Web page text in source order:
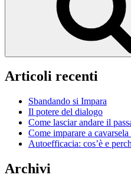
Articoli recenti
Sbandando si Impara
Il potere del dialogo
Come lasciar andare il
Come imparare a cavarsela
Autoefficacia: cos’è e
Archivi